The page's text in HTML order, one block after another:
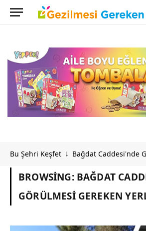
Bu Şehri Keşfet ↓ Bağdat Caddesi'nde
BROWSING: BAĞDAT
GÖRÜLMESI GEREKEN